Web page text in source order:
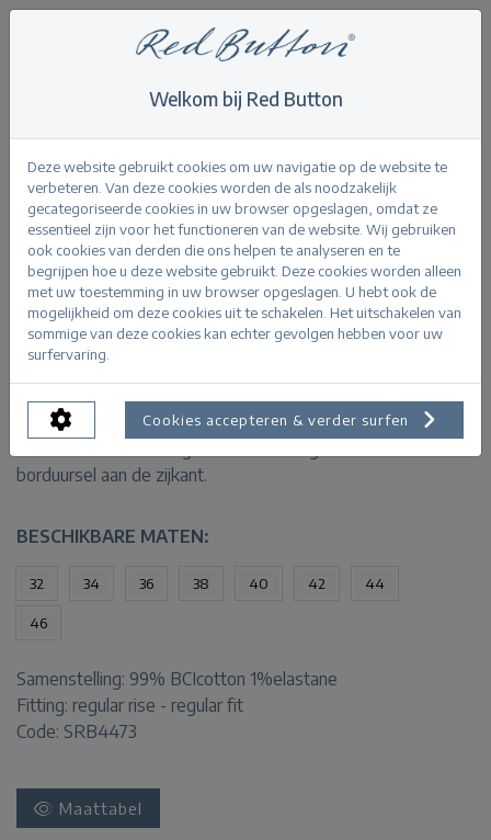
Sienna short side embroidery
Terug
Sienna short side embroidery bleach
PRODUCTINFORMATIE
De Sienna Short Side Embroidery bleach is een fijne short
van elastische jeansstof met een lichtblauwe wassing.
borduursel aan de zijkant.
BESCHIKBARE MATEN:
32 34 36 38 40 42 44
46
Samenstelling: 99% BCIcotton 1%elastane
Fitting: regular rise - regular fit
Code: SRB4473
Maattabel
Welkom bij Red Button
Deze website gebruikt cookies om uw navigatie op de website te
verbeteren. Van deze cookies worden de als noodzakelijk
gecategoriseerde cookies in uw browser opgeslagen, omdat ze
essentieel zijn voor het functioneren van de website. Wij gebruiken
ook cookies van derden die ons helpen te analyseren en te
begrijpen hoe u deze website gebruikt. Deze cookies worden alleen
met uw toestemming in uw browser opgeslagen. U hebt ook de
mogelijkheid om deze cookies uit te schakelen. Het uitschakelen van
sommige van deze cookies kan echter gevolgen hebben voor uw
surfervaring.
Cookies accepteren & verder surfen